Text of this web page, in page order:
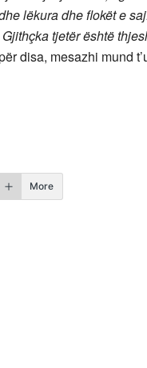
lëkura dhe flokët e
tjetër është
disa, mesazhi mund
More